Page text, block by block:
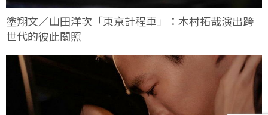
塗翔文／山田洋次「東京計程車」：木村拓哉演出跨
世代的彼此關照